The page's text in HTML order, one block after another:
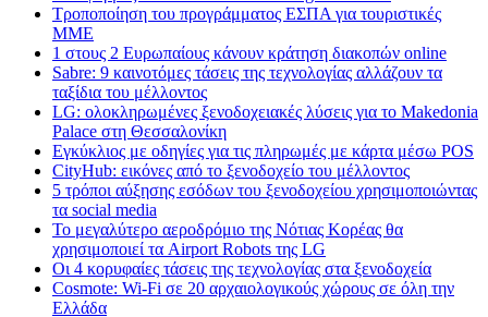
Τροποποίηση του προγράμματος ΕΣΠΑ για τουριστικές
ΜΜΕ
1 στους 2 Ευρωπαίους κάνουν κράτηση διακοπών online
Sabre: 9 καινοτόμες τάσεις της τεχνολογίας αλλάζουν τα
ταξίδια του μέλλοντος
LG: ολοκληρωμένες ξενοδοχειακές λύσεις για τo Makedonia
Palace στη Θεσσαλονίκη
Εγκύκλιος με οδηγίες για τις πληρωμές με κάρτα μέσω POS
CityHub: εικόνες από το ξενοδοχείο του μέλλοντος
5 τρόποι αύξησης εσόδων του ξενοδοχείου χρησιμοποιώντας
τα social media
Το μεγαλύτερο αεροδρόμιο της Νότιας Κορέας θα
χρησιμοποιεί τα Airport Robots της LG
Οι 4 κορυφαίες τάσεις της τεχνολογίας στα ξενοδοχεία
Cosmote: Wi-Fi σε 20 αρχαιολογικούς χώρους σε όλη την
Ελλάδα